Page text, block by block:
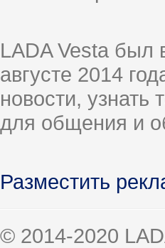
LADA Vesta был
августе 2014
новости, узнать
для общения и
Разместить
© 2014-2020